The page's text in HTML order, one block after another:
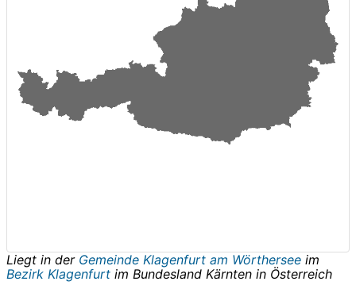
Liegt in der Gemeinde Klagenfurt am Wörthersee im
Bezirk Klagenfurt im Bundesland Kärnten in Österreich